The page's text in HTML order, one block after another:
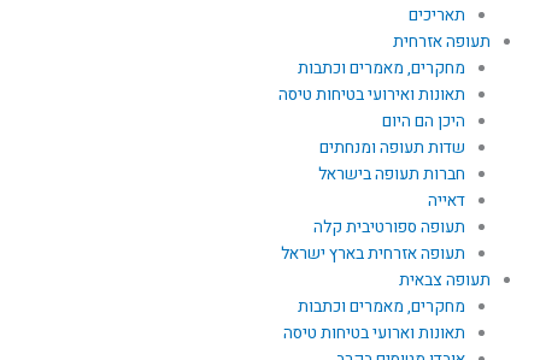
תאריכים
תעופה אזרחית
מחקרים, מאמרים וכתבות
תאונות ואירועי בטיחות טיסה
היכן הם היום
שדות תעופה ומנחתים
חברות תעופה בישראל
דאייה
תעופה ספורטיבית קלה
תעופה אזרחית בארץ ישראל
תעופה צבאית
מחקרים, מאמרים וכתבות
תאונות וארועי בטיחות טיסה